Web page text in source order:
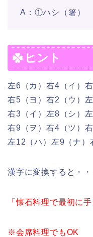
A：①ハシ（箸）
ヒント
左6（カ）右4（イ）
右5（ヨ）右2（ウ）
右3（イ）左8（シ）
右9（ヲ）右4（ツ）
左12（ハ）左9（ナ）
漢字に変換すると・・
「懐石料理で最初に手
※会席料理でもOK